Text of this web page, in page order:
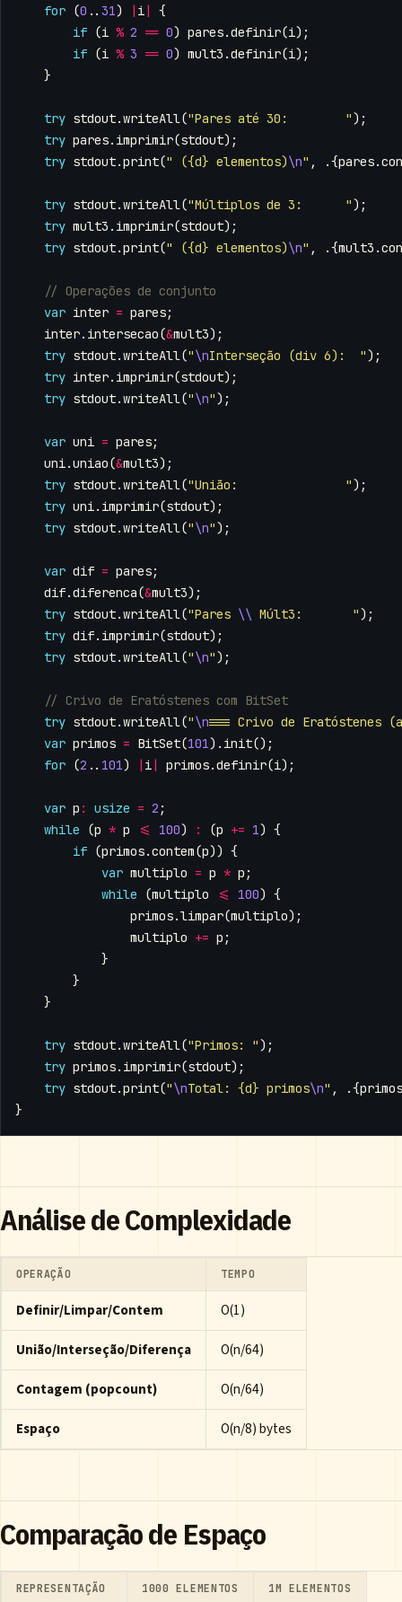
for (0 .. 31) | i|
{
if (i % 2 == 0) pares.definir(i);
if (i % 3 == 0) mult3 .definir(i);
}
try stdout.writeAll("Pares até 30:        ");
try pares. imprimir(stdout);
try stdout.print(" ({d} elementos)\n" , .{pares.
try stdout.writeAll("Múltiplos de 3:      ");
try mult3 . imprimir(stdout);
try stdout.print(" ({d} elementos)\n" , .{mult3 .
var inter = pares;
inter. intersecao(&mult3);
try stdout.writeAll("\nInterseção (div 6):  ");
try inter. imprimir(stdout);
try stdout.writeAll("\n");
var uni = pares;
uni.uniao(&mult3);
try stdout.writeAll("União:               ");
try uni. imprimir(stdout);
try stdout.writeAll("\n");
var dif = pares;
dif.diferenca(&mult3);
try stdout.writeAll("Pares \\ Múlt3:       ");
try dif. imprimir(stdout);
try stdout.writeAll("\n");
try stdout.writeAll("\n=== Crivo de Eratóstenes
var primos = BitSet(101). init();
for (2 .. 101) | i| primos.definir(i);
var p : usize = 2 ;
while
(p * p <= 100) : (p += 1) {
if (primos.contem(p)) {
var multiplo = p * p ;
while
(multiplo <= 100) {
primos.limpar(multiplo);
multiplo += p ;
}
}
}
try stdout.writeAll("Primos: ");
try primos. imprimir(stdout);
try stdout.print("\nTotal: {d} primos\n" , .{primos
}
Análise de Complexidade
OPERAÇÃO TEMPO
Definir/Limpar/Contem
O(1)
União/Interseção/Diferença
O(n/64)
Contagem (popcount)
O(n/64)
Espaço
O(n/8) bytes
Comparação de Espaço
REPRESENTAÇÃO 1000 ELEMENTOS 1M ELEMENTOS